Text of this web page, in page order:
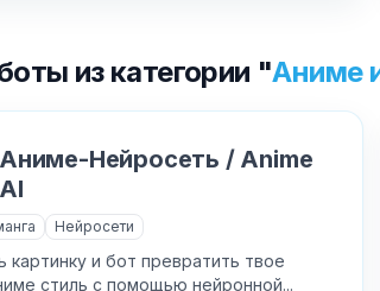
из категории "Аниме
Аниме-Нейросеть / Anime
AI
Нейросети
картинку и бот превратить твое
стиль с помощью нейронной...